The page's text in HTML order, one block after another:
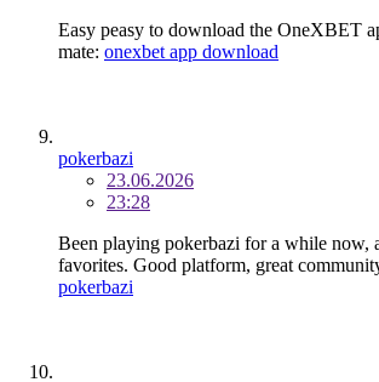
Easy peasy to download the OneXBET
mate: onexbet app download
pokerbazi
23.06.2026
23:28
Been playing pokerbazi for a while now,
favorites. Good platform, great
pokerbazi